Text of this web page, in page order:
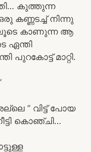
കുത്തുന്ന
കണ്ണടച്ച് നിന്നു
കാണുന്ന ആ
ഏന്തി
മാറ്റി.
” വിട്ട് പോയ
കൊഞ്ചി…